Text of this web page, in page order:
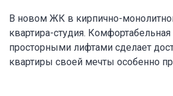
В новом ЖК в кирпично-
квартира-студия. Комфортабельная
просторными лифтами сделает
квартиры своей мечты особенно